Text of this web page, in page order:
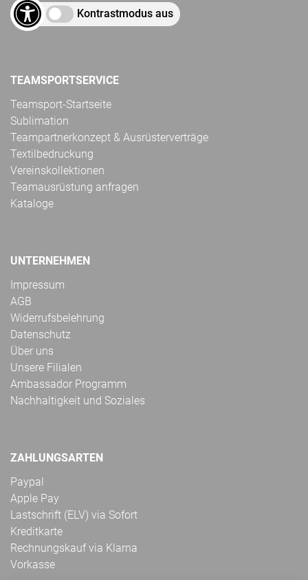
Kontrastmodus aus
TEAMSPORTSERVICE
Teamsport-Startseite
Sublimation
Teampartnerkonzept & Ausrüsterverträge
Textilbedruckung
Vereinskollektionen
Teamausrüstung anfragen
Kataloge
UNTERNEHMEN
Impressum
AGB
Widerrufsbelehrung
Datenschutz
Über uns
Unsere Filialen
Ambassador Programm
Nachhaltigkeit und Soziales
ZAHLUNGSARTEN
Paypal
Apple Pay
Lastschrift (ELV) via Sofort
Kreditkarte
Rechnungskauf via Klarna
Vorkasse